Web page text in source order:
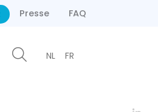
Presse FAQ
NL FR